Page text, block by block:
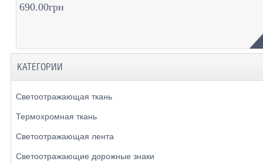
690.00грн
КАТЕГОРИИ
Светоотражающая ткань
Термохромная ткань
Светоотражающая лента
Светоотражающие дорожные знаки